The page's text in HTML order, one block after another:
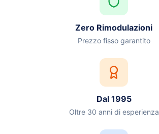
Zero Rimodulazioni
Prezzo fisso garantito
Dal 1995
Oltre 30 anni di esperienza